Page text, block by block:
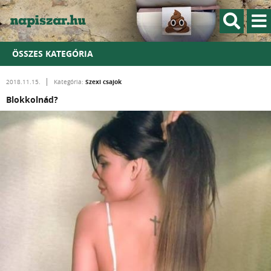
ÖSSZES KATEGÓRIA
2018.11.15. Kategória: Szexi csajok
Blokkolnád?